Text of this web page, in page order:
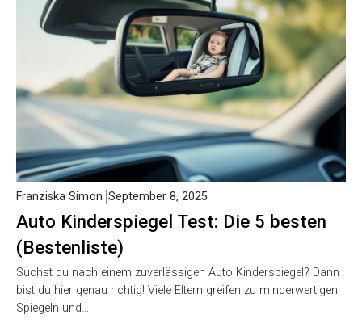
Auto Kinderspiegel Test: Die 5 besten
(Bestenliste)
Franziska Simon September 8, 2025
Suchst du nach einem zuverlässigen Auto Kinderspiegel? Dann
bist du hier genau richtig! Viele Eltern greifen zu minderwertigen
Spiegeln und…